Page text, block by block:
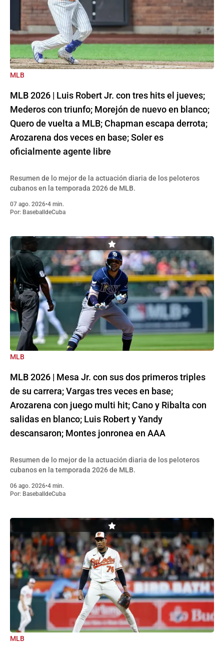
MLB
MLB 2026 | Luis Robert Jr. con tres hits el jueves;
Mederos con triunfo; Morejón de nuevo en blanco;
Quero de vuelta a MLB; Chapman escapa derrota;
Arozarena dos veces en base; Soler es
oficialmente agente libre
Resumen de lo mejor de la actuación diaria de los peloteros
cubanos en la temporada 2026 de MLB.
07 ago. 2026•4 min.
Por: BaseballdeCuba
MLB
MLB 2026 | Mesa Jr. con sus dos primeros triples
de su carrera; Vargas tres veces en base;
Arozarena con juego multi hit; Cano y Ribalta con
salidas en blanco; Luis Robert y Yandy
descansaron; Montes jonronea en AAA
Resumen de lo mejor de la actuación diaria de los peloteros
cubanos en la temporada 2026 de MLB.
06 ago. 2026•4 min.
Por: BaseballdeCuba
MLB